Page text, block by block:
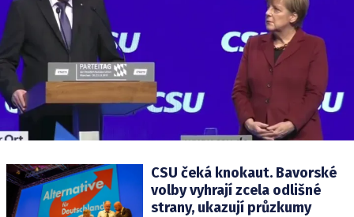
CSU čeká knokaut. Bavorské
volby vyhrají zcela odlišné
strany, ukazují průzkumy